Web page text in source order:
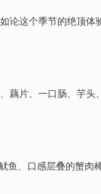
论这个季节的绝顶体
藕片、一口肠、芋
鱼、口感层叠的蟹肉